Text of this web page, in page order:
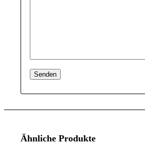
Ähnliche Produkte